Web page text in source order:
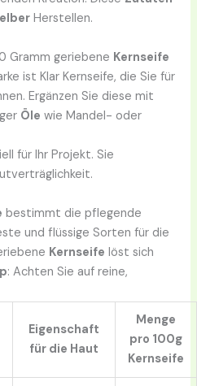
Herstellen.
Gramm geriebene Kernseife
ist Klar Kernseife, die Sie für
Ergänzen Sie diese mit
Öle wie Mandel- oder
für Ihr Projekt. Sie
bestimmt die pflegende
und flüssige Sorten für die
Kernseife löst sich
: Achten Sie auf reine,
Eigenschaft
für die Haut
Menge
pro 100g
Kernseife